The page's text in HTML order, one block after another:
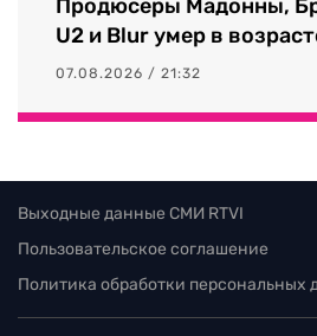
Продюсеры Мадонны,
U2 и Blur умер в
07.08.2026 / 21:32
Выходные данные СМИ RTVI
Пользовательское соглашение
Политика обработки персональных